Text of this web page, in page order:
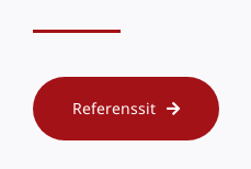
Referenssit